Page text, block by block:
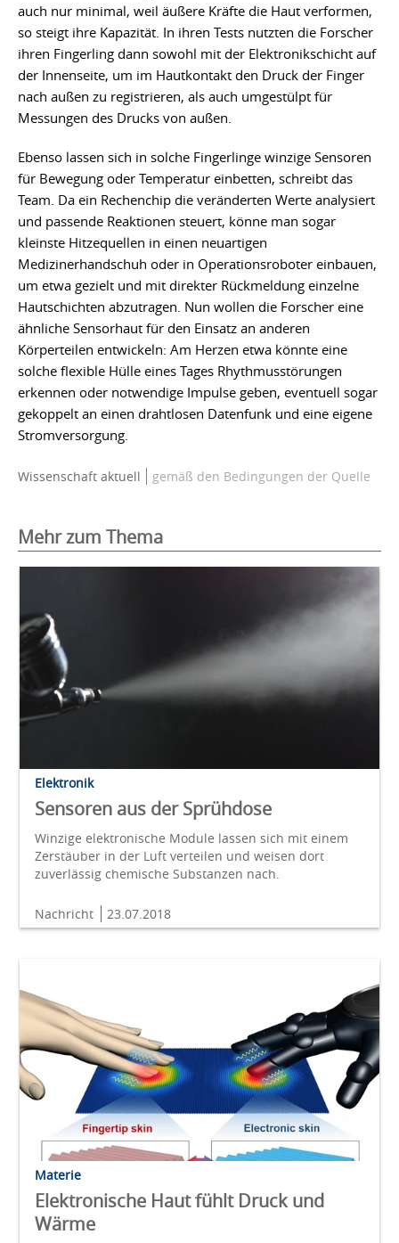
auch nur minimal, weil äußere Kräfte die Haut verformen,
so steigt ihre Kapazität. In ihren Tests nutzten die Forscher
ihren Fingerling dann sowohl mit der Elektronikschicht auf
der Innenseite, um im Hautkontakt den Druck der Finger
nach außen zu registrieren, als auch umgestülpt für
Messungen des Drucks von außen.
Ebenso lassen sich in solche Fingerlinge winzige Sensoren
für Bewegung oder Temperatur einbetten, schreibt das
Team. Da ein Rechenchip die veränderten Werte analysiert
und passende Reaktionen steuert, könne man sogar
kleinste Hitzequellen in einen neuartigen
Medizinerhandschuh oder in Operationsroboter einbauen,
um etwa gezielt und mit direkter Rückmeldung einzelne
Hautschichten abzutragen. Nun wollen die Forscher eine
ähnliche Sensorhaut für den Einsatz an anderen
Körperteilen entwickeln: Am Herzen etwa könnte eine
solche flexible Hülle eines Tages Rhythmusstörungen
erkennen oder notwendige Impulse geben, eventuell sogar
gekoppelt an einen drahtlosen Datenfunk und eine eigene
Stromversorgung.
Wissenschaft aktuell gemäß den Bedingungen der Quelle
Mehr zum Thema
Elektronik
Sensoren aus der Sprühdose
Winzige elektronische Module lassen sich mit einem
Zerstäuber in der Luft verteilen und weisen dort
zuverlässig chemische Substanzen nach.
Nachricht 23.07.2018
Materie
Elektronische Haut fühlt Druck und
Wärme